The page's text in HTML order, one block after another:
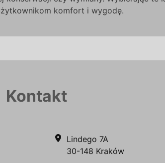
komfort i wygodę.
Kontakt
Lindego 7A
30-148 Kraków